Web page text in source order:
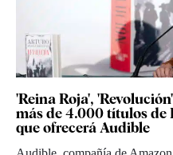
'Reina Roja',
más de 4.000 títulos de
que ofrecerá Audible